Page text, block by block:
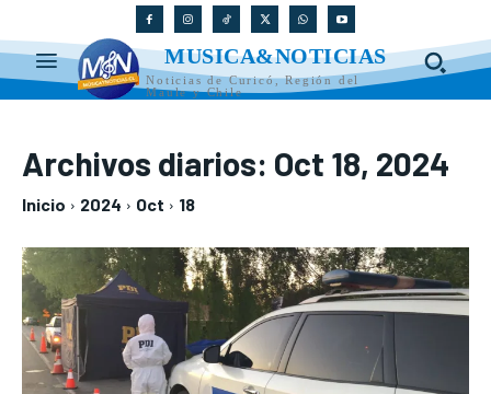
MUSICA&NOTICIAS
Noticias de Curicó, Región del
Maule y Chile
Archivos diarios: Oct 18, 2024
Inicio 2024 Oct 18